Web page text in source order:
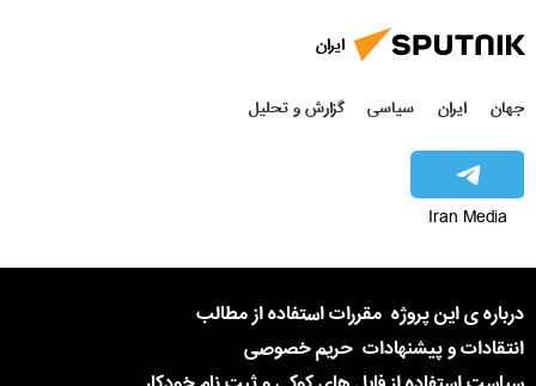
ایران
جهان ایران سیاسی گزارش و تحلیل
Iran Media
درباره ی این پروژه مقررات استفاده از مطالب
انتقادات و پیشنهادات حریم خصوصی